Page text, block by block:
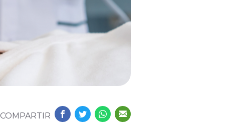
COMPARTIR